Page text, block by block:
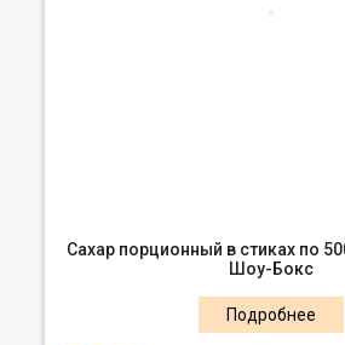
Сахар порционный в стиках по
Шоу-Бокс